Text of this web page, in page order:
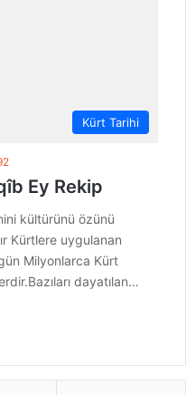
Kürt Tarihi
Ey Rekip
kültürünü özünü
Kürtlere uygulanan
Milyonlarca Kürt
dayatılan…